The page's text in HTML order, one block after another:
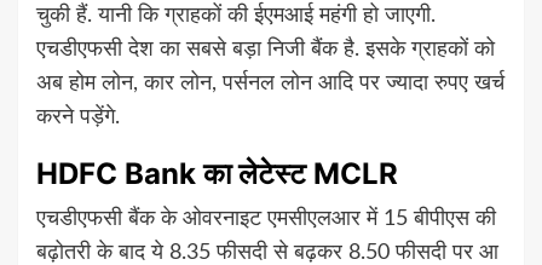
चुकी हैं. यानी कि ग्राहकों की ईएमआई महंगी हो जाएगी.
एचडीएफसी देश का सबसे बड़ा निजी बैंक है. इसके ग्राहकों को
अब होम लोन, कार लोन, पर्सनल लोन आदि पर ज्यादा रुपए खर्च
करने पड़ेंगे.
HDFC Bank का लेटेस्ट MCLR
एचडीएफसी बैंक के ओवरनाइट एमसीएलआर में 15 बीपीएस की
बढ़ोतरी के बाद ये 8.35 फीसदी से बढ़कर 8.50 फीसदी पर आ